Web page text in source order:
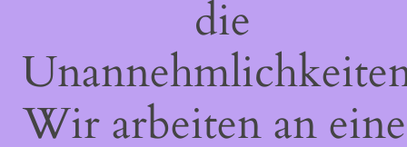
die
Wir arbeiten an